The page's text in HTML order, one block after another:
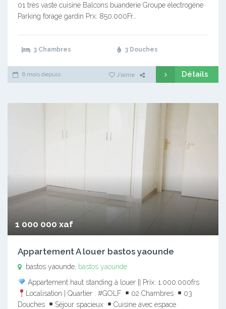
01 très vaste cuisine Balcons buanderie Groupe électrogène
Parking forage gardin Prx: 850.000Fr…
3 Chambres 3 Douches
6 mois depuis J'aime Détails
1 000 000 xaf
Appartement A louer bastos yaounde
bastos yaounde, bastos yaounde
Appartement haut standing à louer || Prix: 1.000.000frs
Localisation | Quartier : #GOLF
02 Chambres
03
Douches
Séjour spacieux
Cuisine avec espace